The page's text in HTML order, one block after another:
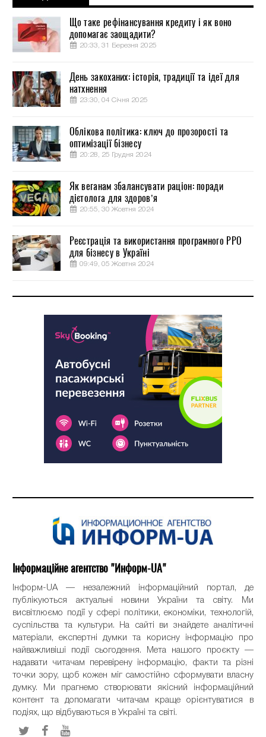
Що таке рефінансування кредиту і як воно
допомагає заощадити?
20:33, 31 Березня 2025
День закоханих: історія, традиції та ідеї для
натхнення
23:30, 04 Січня 2025
Облікова політика: ключ до прозорості та
оптимізації бізнесу
20:28, 25 Грудня 2024
Як веганам збалансувати раціон: поради
дієтолога для здоров’я
20:55, 30 Жовтня 2024
Реєстрація та використання програмного РРО
для бізнесу в Україні
09:49, 05 Жовтня 2024
Інформаційне агентство "Информ-UA"
Інформ-UA — незалежний інформаційний портал, де
публікуються актуальні новини України та світу. Ми
висвітлюємо події у сфері політики, економіки, технологій,
суспільства та культури. На сайті ви знайдете аналітичні
матеріали, експертні думки та корисну інформацію про
найважливіші події сьогодення. Мета нашого проєкту —
надавати читачам перевірену інформацію, факти та різні
точки зору, щоб кожен міг самостійно сформувати власну
думку. Ми прагнемо створювати якісний інформаційний
контент та допомагати читачам краще орієнтуватися в
подіях, що відбуваються в Україні та світі.